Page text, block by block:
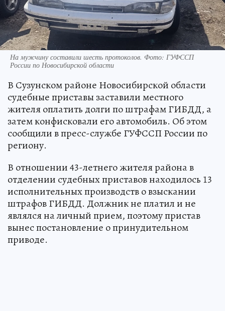
На мужчину составили шесть протоколов. Фото: ГУФССП
России по Новосибирской области
В Сузунском районе Новосибирской области
судебные приставы заставили местного
жителя оплатить долги по штрафам ГИБДД, а
затем конфисковали его автомобиль. Об этом
сообщили в пресс-службе ГУФССП России по
региону.
В отношении 43-летнего жителя района в
отделении судебных приставов находилось 13
исполнительных производств о взыскании
штрафов ГИБДД. Должник не платил и не
являлся на личный прием, поэтому пристав
вынес постановление о принудительном
приводе.